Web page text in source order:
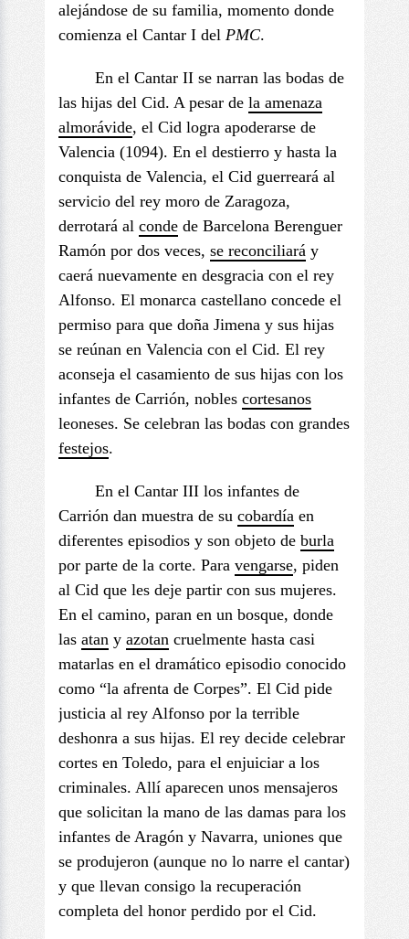
alejándose de su familia, momento donde
comienza el Cantar I del PMC.
En el Cantar II se narran las bodas de
las hijas del Cid. A pesar de la amenaza
almorávide, el Cid logra apoderarse de
Valencia (1094). En el destierro y hasta la
conquista de Valencia, el Cid guerreará al
servicio del rey moro de Zaragoza,
derrotará al conde de Barcelona Berenguer
Ramón por dos veces, se reconciliará y
caerá nuevamente en desgracia con el rey
Alfonso. El monarca castellano concede el
permiso para que doña Jimena y sus hijas
se reúnan en Valencia con el Cid. El rey
aconseja el casamiento de sus hijas con los
infantes de Carrión, nobles cortesanos
leoneses. Se celebran las bodas con grandes
festejos.
En el Cantar III los infantes de
Carrión dan muestra de su cobardía en
diferentes episodios y son objeto de burla
por parte de la corte. Para vengarse, piden
al Cid que les deje partir con sus mujeres.
En el camino, paran en un bosque, donde
las atan y azotan cruelmente hasta casi
matarlas en el dramático episodio conocido
como “la afrenta de Corpes”. El Cid pide
justicia al rey Alfonso por la terrible
deshonra a sus hijas. El rey decide celebrar
cortes en Toledo, para el enjuiciar a los
criminales. Allí aparecen unos mensajeros
que solicitan la mano de las damas para los
infantes de Aragón y Navarra, uniones que
se produjeron (aunque no lo narre el cantar)
y que llevan consigo la recuperación
completa del honor perdido por el Cid.